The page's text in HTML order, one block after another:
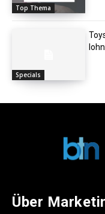
Top Thema
Specials
Über